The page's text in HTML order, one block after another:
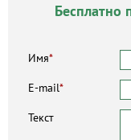
Бесплатно
Имя*
E-mail*
Текст